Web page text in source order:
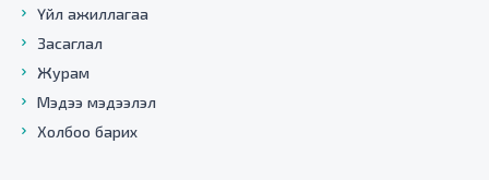
Үйл ажиллагаа
Засаглал
Журам
Мэдээ мэдээлэл
Холбоо барих